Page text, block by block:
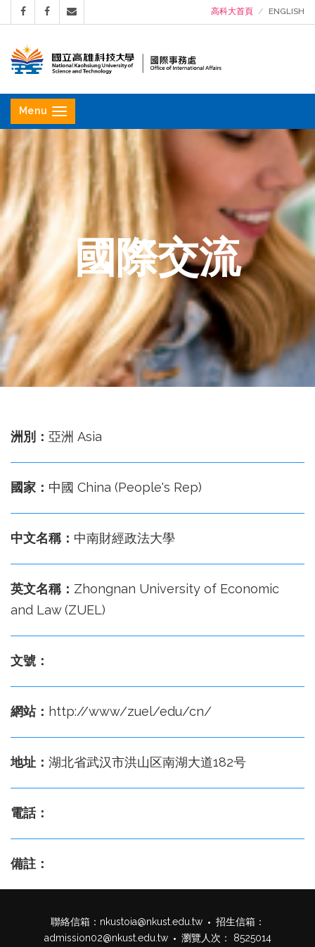
高科大首頁 ENGLISH
立
高
雄
科
技
大
學
國
際
務
處
Menu
國際交流
洲別： 亞洲 Asia
國家： 中國 China (People's Rep)
中文名稱： 中南財經政法大學
英文名稱： Zhongnan University of Economic
and Law (ZUEL)
文號：
網站： http://www/zuel/edu/cn/
地址： 湖北省武汉市洪山区南湖大道182号
電話：
備註：
聯絡信箱： nkustoia@nkust.edu.tw
招生信箱：
admission02@nkust.edu.tw
瀏覽人次： 8525014